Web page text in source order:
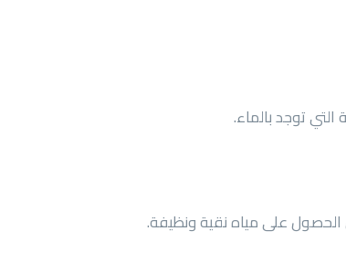
توجد بالماء.
الحصول على مياه نقية ونظيفة.